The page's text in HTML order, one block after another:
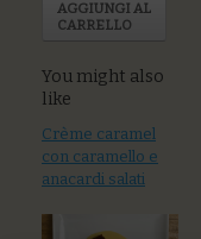
AGGIUNGI AL
CARRELLO
You might also
like
Crème caramel
con caramello e
anacardi salati